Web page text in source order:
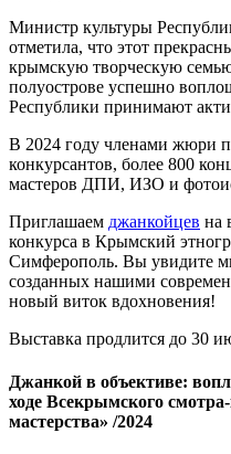
Министр культуры
отметила, что этот
крымскую творческую
полуострове успешно
Республики принимают
В 2024 году членами жюри
конкурсантов, более 800
мастеров ДПИ, ИЗО и
Приглашаем джанкойцев на
конкурса в Крымский
Симферополь. Вы увидите
созданных нашими
новый виток вдохновения!
Выставка продлится до 30
Джанкой в объективе:
ходе Всекрымского
мастерства» /2024